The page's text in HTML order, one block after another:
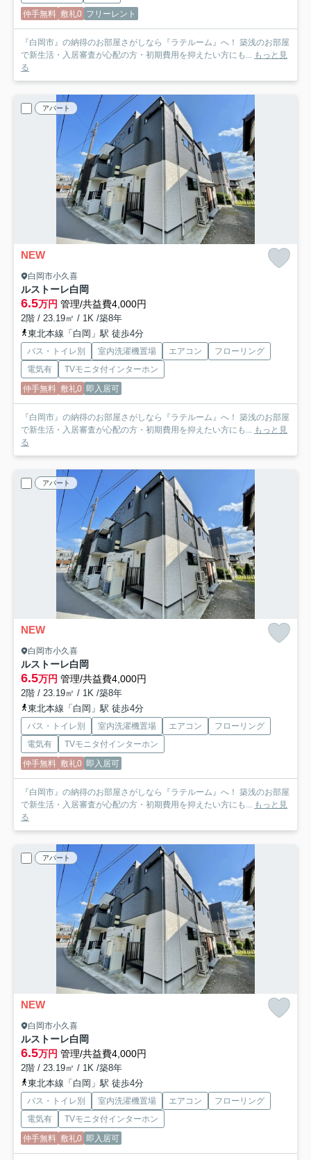
仲手無料 敷礼0 フリーレント
『白岡市』の納得のお部屋さがしなら『ラテルーム』へ！ 築浅のお部屋
で新生活・入居審査が心配の方・初期費用を抑えたい方にも... もっと見
る
アパート
NEW
白岡市小久喜
ルストーレ白岡
6.5万円 管理/共益費4,000円
2階 / 23.19㎡ / 1K /築8年
東北本線「白岡」駅 徒歩4分
バス・トイレ別 室内洗濯機置場 エアコン
フローリング
電気有
TVモニタ付インターホン
仲手無料 敷礼0 即入居可
『白岡市』の納得のお部屋さがしなら『ラテルーム』へ！ 築浅のお部屋
で新生活・入居審査が心配の方・初期費用を抑えたい方にも... もっと見
る
アパート
NEW
白岡市小久喜
ルストーレ白岡
6.5万円 管理/共益費4,000円
2階 / 23.19㎡ / 1K /築8年
東北本線「白岡」駅 徒歩4分
バス・トイレ別 室内洗濯機置場 エアコン
フローリング
電気有
TVモニタ付インターホン
仲手無料 敷礼0 即入居可
『白岡市』の納得のお部屋さがしなら『ラテルーム』へ！ 築浅のお部屋
で新生活・入居審査が心配の方・初期費用を抑えたい方にも... もっと見
る
アパート
NEW
白岡市小久喜
ルストーレ白岡
6.5万円 管理/共益費4,000円
2階 / 23.19㎡ / 1K /築8年
東北本線「白岡」駅 徒歩4分
バス・トイレ別 室内洗濯機置場 エアコン
フローリング
電気有
TVモニタ付インターホン
仲手無料 敷礼0 即入居可